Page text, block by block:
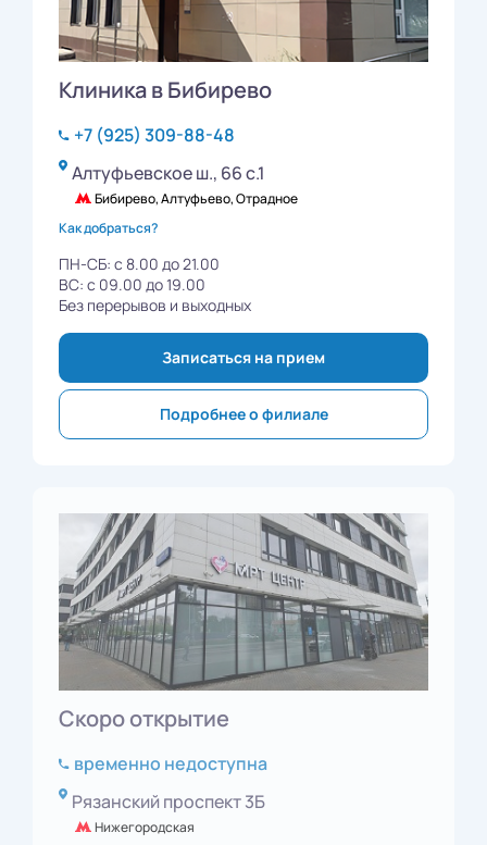
Клиника в Бибирево
+7 (925) 309-88-48
Алтуфьевское ш., 66 с.1
Бибирево, Алтуфьево, Отрадное
Как добраться?
ПН-СБ: с 8.00 до 21.00
ВС: с 09.00 до 19.00
Без перерывов и выходных
Записаться на прием
Подробнее о филиале
Скоро открытие
временно недоступна
Рязанский проспект 3Б
Нижегородская